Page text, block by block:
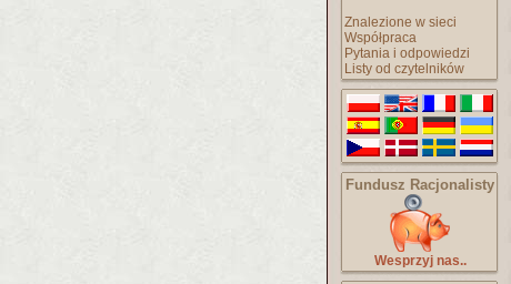
Znalezione w sieci
Współpraca
Pytania i odpowiedzi
Listy od czytelników
Fundusz Racjonalisty
Wesprzyj nas..